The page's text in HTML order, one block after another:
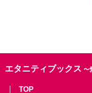
エタニティブックス 〜
TOP